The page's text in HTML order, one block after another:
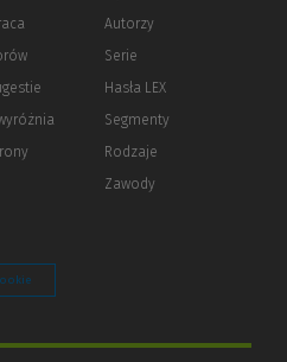
(Nowe
(Link
innej
strony)
Autorzy
Serie
Hasła LEX
Segmenty
Rodzaje
Zawody